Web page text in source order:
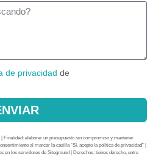
de privacidad de
Finalidad: elaborar un presupuesto sin compromiso y mantener
al marcar la casilla “Sí, acepto la política de privacidad” |
en los servidores de Siteground | Derechos: tienes derecho, entre